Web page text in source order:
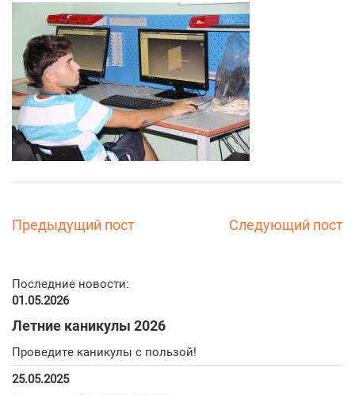
Предыдущий пост Следующий пост
Последние новости:
01.05.2026
Летние каникулы 2026
Проведите каникулы с пользой!
25.05.2025